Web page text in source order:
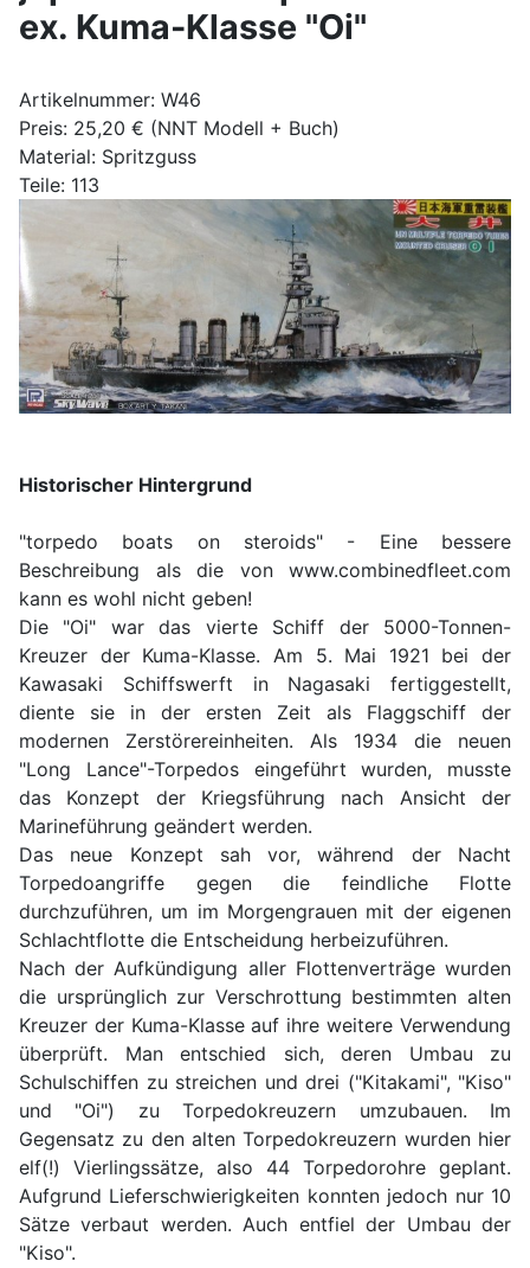
ex. Kuma-Klasse "Oi"
Artikelnummer: W46
Preis: 25,20 € (NNT Modell + Buch)
Material: Spritzguss
Teile: 113
Historischer Hintergrund
"torpedo boats on steroids" - Eine bessere
Beschreibung als die von www.combinedfleet.com
kann es wohl nicht geben!
Die "Oi" war das vierte Schiff der 5000-Tonnen-
Kreuzer der Kuma-Klasse. Am 5. Mai 1921 bei der
Kawasaki Schiffswerft in Nagasaki fertiggestellt,
diente sie in der ersten Zeit als Flaggschiff der
modernen Zerstörereinheiten. Als 1934 die neuen
"Long Lance"-Torpedos eingeführt wurden, musste
das Konzept der Kriegsführung nach Ansicht der
Marineführung geändert werden.
Das neue Konzept sah vor, während der Nacht
Torpedoangriffe gegen die feindliche Flotte
durchzuführen, um im Morgengrauen mit der eigenen
Schlachtflotte die Entscheidung herbeizuführen.
Nach der Aufkündigung aller Flottenverträge wurden
die ursprünglich zur Verschrottung bestimmten alten
Kreuzer der Kuma-Klasse auf ihre weitere Verwendung
überprüft. Man entschied sich, deren Umbau zu
Schulschiffen zu streichen und drei ("Kitakami", "Kiso"
und "Oi") zu Torpedokreuzern umzubauen. Im
Gegensatz zu den alten Torpedokreuzern wurden hier
elf(!) Vierlingssätze, also 44 Torpedorohre geplant.
Aufgrund Lieferschwierigkeiten konnten jedoch nur 10
Sätze verbaut werden. Auch entfiel der Umbau der
"Kiso".